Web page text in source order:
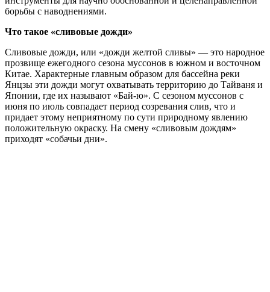
борьбы с наводнениями.
Что такое «сливовые дожди»
Сливовые дожди, или «дожди желтой сливы» — это народное
прозвище ежегодного сезона муссонов в южном и восточном
Китае. Характерные главным образом для бассейна реки
Янцзы эти дожди могут охватывать территорию до Тайваня и
Японии, где их называют «Бай-ю». С сезоном муссонов с
июня по июль совпадает период созревания слив, что и
придает этому неприятному по сути природному явлению
положительную окраску. На смену «сливовым дождям»
приходят «собачьи дни».